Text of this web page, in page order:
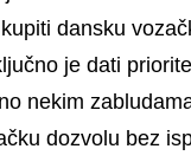
dansku
je dati
nekim
dozvolu bez